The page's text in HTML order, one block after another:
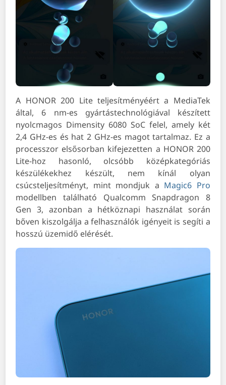
A HONOR 200 Lite teljesítményéért a MediaTek
által, 6 nm-es gyártástechnológiával készített
nyolcmagos Dimensity 6080 SoC felel, amely két
2,4 GHz-es és hat 2 GHz-es magot tartalmaz. Ez a
processzor elsősorban kifejezetten a HONOR 200
Lite-hoz hasonló, olcsóbb középkategóriás
készülékekhez készült, nem kínál olyan
csúcsteljesítményt, mint mondjuk a Magic6 Pro
modellben található Qualcomm Snapdragon 8
Gen 3, azonban a hétköznapi használat során
bőven kiszolgálja a felhasználók igényeit is segíti a
hosszú üzemidő elérését.